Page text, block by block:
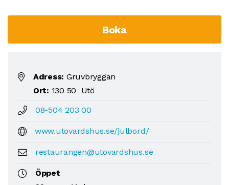
Boka
Adress: Gruvbryggan
Ort: 130 50 Utö
08-504 203 00
www.utovardshus.se/julbord/
restaurangen@utovardshus.se
Öppet